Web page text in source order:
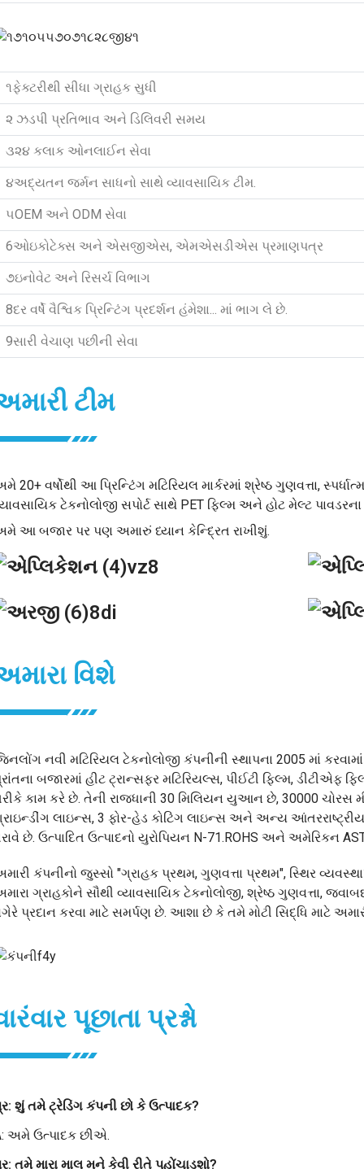
૧ફેક્ટરીથી સીધા ગ્રાહક સુધી
૨ ઝડપી પ્રતિભાવ અને ડિલિવરી સમય
૩૨૪ કલાક ઓનલાઈન સેવા
૪અદ્યતન જર્મન સાધનો સાથે વ્યાવસાયિક ટીમ.
૫OEM અને ODM સેવા
6ઓઇકોટેક્સ અને એસજીએસ, એમએસડીએસ પ્રમાણપત્ર
૭ઇનોવેટ અને રિસર્ચ વિભાગ
8દર વર્ષે વૈશ્વિક પ્રિન્ટિંગ પ્રદર્શન હંમેશા... માં ભાગ લે છે.
9સારી વેચાણ પછીની સેવા
ટીમ
20+ વર્ષોથી આ પ્રિન્ટિંગ મટિરિયલ માર્કરમાં શ્રેષ્ઠ ગુણવત્તા,
ટેકનોલોજી સપોર્ટ સાથે PET ફિલ્મ અને હોટ મેલ્ટ
આ બજાર પર પણ અમારું ધ્યાન કેન્દ્રિત રાખીશું.
વિશે
નવી મટિરિયલ ટેકનોલોજી કંપનીની સ્થાપના 2005 માં
બજારમાં હીટ ટ્રાન્સફર મટિરિયલ્સ, પીઈટી ફિલ્મ, ડીટીએફ
કામ કરે છે. તેની રાજધાની 30 મિલિયન યુઆન છે, 30000 ચોરસ
લાઇન્સ, 3 ફોર-હેડ કોટિંગ લાઇન્સ અને અન્ય
છે. ઉત્પાદિત ઉત્પાદનો યુરોપિયન N-71.ROHS અને અમેરિકન
કંપનીનો જુસ્સો "ગ્રાહક પ્રથમ, ગુણવત્તા પ્રથમ", સ્થિર
ગ્રાહકોને સૌથી વ્યાવસાયિક ટેકનોલોજી, શ્રેષ્ઠ ગુણવત્તા,
પ્રદાન કરવા માટે સમર્પણ છે. આશા છે કે તમે મોટી સિદ્ધિ માટે
પૂછાતા પ્રશ્નો
શું તમે ટ્રેડિંગ કંપની છો કે ઉત્પાદક?
અમે ઉત્પાદક છીએ.
તમે મારા માલ મને કેવી રીતે પહોંચાડશો?